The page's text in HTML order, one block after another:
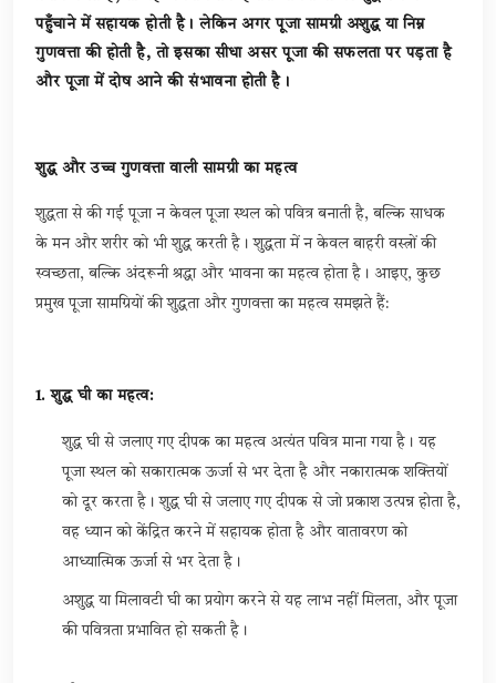
पहुँचाने में सहायक होती है। लेकिन अगर पूजा सामग्री अशुद्ध या निम्न
गुणवत्ता की होती है, तो इसका सीधा असर पूजा की सफलता पर पड़ता है
और पूजा में दोष आने की संभावना होती है।
शुद्ध और उच्च गुणवत्ता वाली सामग्री का महत्व
शुद्धता से की गई पूजा न केवल पूजा स्थल को पवित्र बनाती है, बल्कि साधक
के मन और शरीर को भी शुद्ध करती है। शुद्धता में न केवल बाहरी वस्त्रों की
स्वच्छता, बल्कि अंदरूनी श्रद्धा और भावना का महत्व होता है। आइए, कुछ
प्रमुख पूजा सामग्रियों की शुद्धता और गुणवत्ता का महत्व समझते हैं:
1. शुद्ध घी का महत्व:
शुद्ध घी से जलाए गए दीपक का महत्व अत्यंत पवित्र माना गया है। यह
पूजा स्थल को सकारात्मक ऊर्जा से भर देता है और नकारात्मक शक्तियों
को दूर करता है। शुद्ध घी से जलाए गए दीपक से जो प्रकाश उत्पन्न होता है,
वह ध्यान को केंद्रित करने में सहायक होता है और वातावरण को
आध्यात्मिक ऊर्जा से भर देता है।
अशुद्ध या मिलावटी घी का प्रयोग करने से यह लाभ नहीं मिलता, और पूजा
की पवित्रता प्रभावित हो सकती है।